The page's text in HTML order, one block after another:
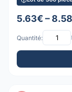
5.63€ –
Quantité: